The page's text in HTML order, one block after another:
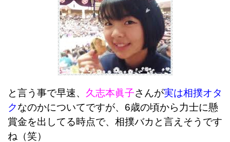
と言う事で早速、 久志本眞子さんが実は相撲オタ
クなのかについてですが、6歳の頃から力士に懸
賞金を出してる時点で、相撲バカと言えそうです
ね（笑）